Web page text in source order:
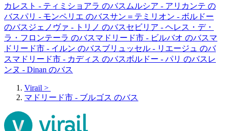
カレスト - ティミショアラ のバス ムルシア - アリカンテ の
バスパリ - モンペリエ のバスサン＝テミリオン - ボルドー
のバス ジェノヴァ - トリノ のバスセビリア - ヘレス・デ・
ラ・フロンテーラ のバスマドリード市 - ビルバオ のバスマ
ドリード市 - イルン のバスブリュッセル - リエージュ のバ
スマドリード市 - カディス のバスボルドー - パリ のバス レ
ンヌ - Dinan のバス
Virail >
マドリード市 - ブルゴス のバス